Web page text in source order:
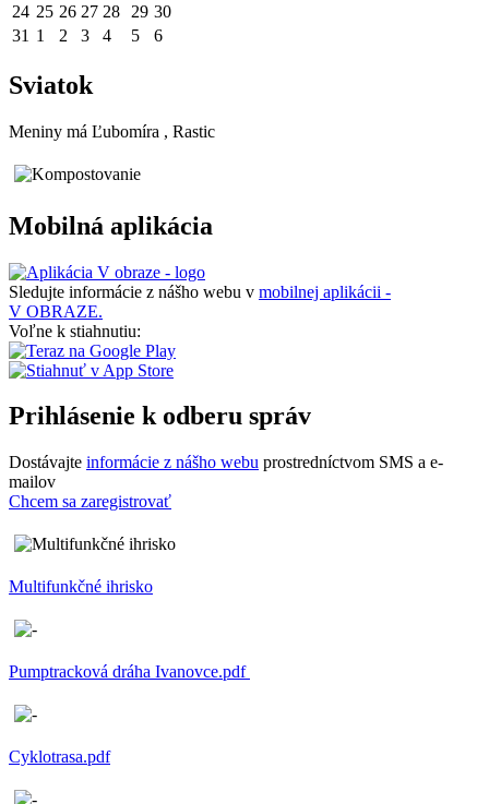
24 25 26 27 28 29 30
31 1 2 3 4 5 6
Sviatok
Meniny má Ľubomíra , Rastic
Mobilná aplikácia
Sledujte informácie z nášho webu v mobilnej aplikácii -
V OBRAZE.
Voľne k stiahnutiu:
Prihlásenie k odberu správ
Dostávajte informácie z nášho webu prostredníctvom SMS a e-
mailov
Chcem sa zaregistrovať
Multifunkčné ihrisko
Pumptracková dráha Ivanovce.pdf
Cyklotrasa.pdf